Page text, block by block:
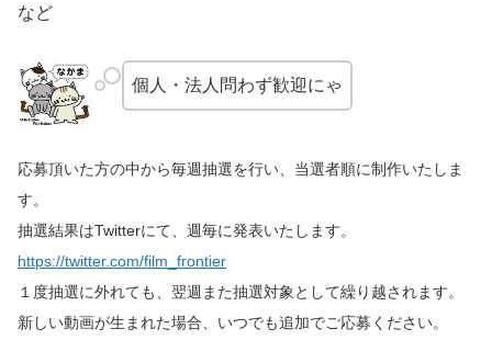
など
個人・法人問わず歓迎にゃ
応募頂いた方の中から毎週抽選を行い、当選者順に制作いたしま
す。
抽選結果はTwitterにて、週毎に発表いたします。
https://twitter.com/film_frontier
１度抽選に外れても、翌週また抽選対象として繰り越されます。
新しい動画が生まれた場合、いつでも追加でご応募ください。